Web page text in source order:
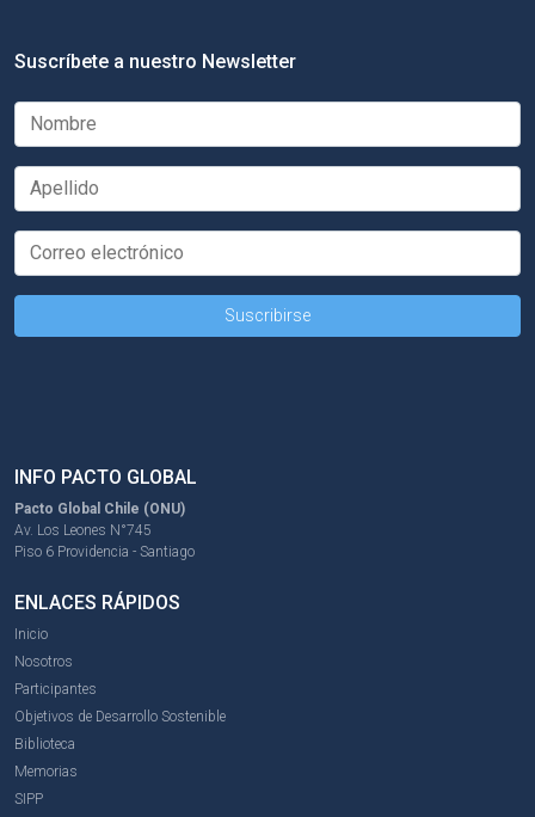
Suscríbete a nuestro Newsletter
INFO PACTO GLOBAL
Pacto Global Chile (ONU)
Av. Los Leones N°745
Piso 6 Providencia - Santiago
ENLACES RÁPIDOS
Inicio
Nosotros
Participantes
Objetivos de Desarrollo Sostenible
Biblioteca
Memorias
SIPP